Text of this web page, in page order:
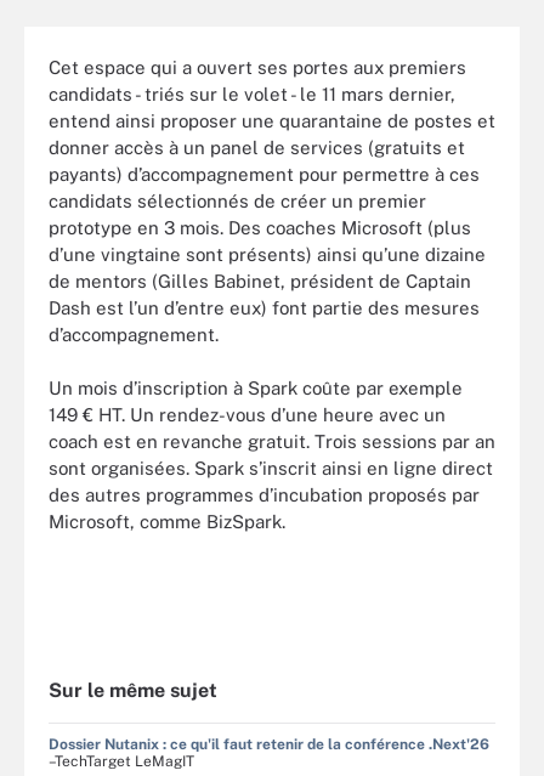
Cet espace qui a ouvert ses portes aux premiers
candidats - triés sur le volet - le 11 mars dernier,
entend ainsi proposer une quarantaine de postes et
donner accès à un panel de services (gratuits et
payants) d’accompagnement pour permettre à ces
candidats sélectionnés de créer un premier
prototype en 3 mois. Des coaches Microsoft (plus
d’une vingtaine sont présents) ainsi qu’une dizaine
de mentors (Gilles Babinet, président de Captain
Dash est l’un d’entre eux) font partie des mesures
d’accompagnement.
Un mois d’inscription à Spark coûte par exemple
149 € HT. Un rendez-vous d’une heure avec un
coach est en revanche gratuit. Trois sessions par an
sont organisées. Spark s’inscrit ainsi en ligne direct
des autres programmes d’incubation proposés par
Microsoft, comme BizSpark.
Sur le même sujet
Dossier Nutanix : ce qu'il faut retenir de la conférence .Next'26
–TechTarget LeMagIT